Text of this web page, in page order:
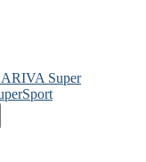
Super